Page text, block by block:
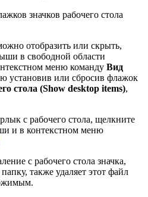
значков рабочего стола
отобразить или скрыть,
в свободной области
меню команду Вид
установив или сбросив флажок
стола (Show desktop items),
с рабочего стола, щелкните
и в контекстном меню
с рабочего стола значка,
также удаляет этот файл